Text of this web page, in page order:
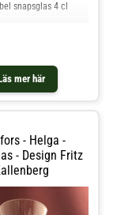
mer här
snapsglas 4 cl
- Helga -
- Design Fritz